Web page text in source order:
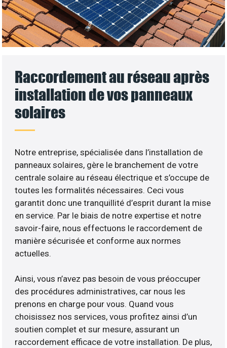
Raccordement au réseau après
installation de vos panneaux
solaires
Notre entreprise, spécialisée dans l’installation de
panneaux solaires, gère le branchement de votre
centrale solaire au réseau électrique et s’occupe de
toutes les formalités nécessaires. Ceci vous
garantit donc une tranquillité d’esprit durant la mise
en service. Par le biais de notre expertise et notre
savoir-faire, nous effectuons le raccordement de
manière sécurisée et conforme aux normes
actuelles.
Ainsi, vous n’avez pas besoin de vous préoccuper
des procédures administratives, car nous les
prenons en charge pour vous. Quand vous
choisissez nos services, vous profitez ainsi d’un
soutien complet et sur mesure, assurant un
raccordement efficace de votre installation. De plus,